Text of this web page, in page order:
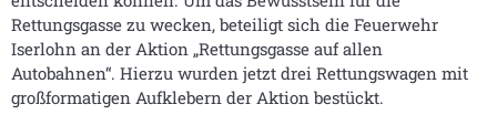
Rettungsgasse zu wecken, beteiligt sich die Feuerwehr
Iserlohn an der Aktion „Rettungsgasse auf allen
Autobahnen“. Hierzu wurden jetzt drei Rettungswagen mit
großformatigen Aufklebern der Aktion bestückt.